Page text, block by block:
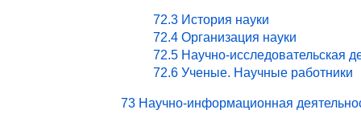
72.3 История науки
72.4 Организация науки
72.5 Научно-исследовательская
72.6 Ученые. Научные работники
73 Научно-информационная